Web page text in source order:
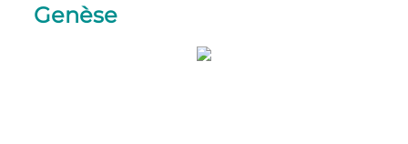
Genèse